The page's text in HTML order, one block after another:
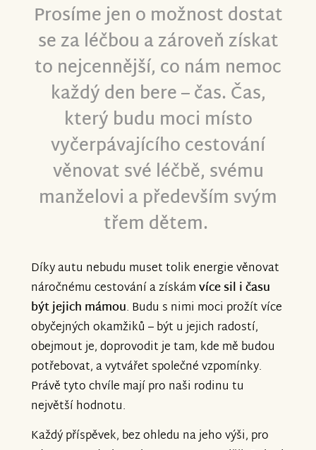
Prosíme jen o možnost dostat
se za léčbou a zároveň získat
to nejcennější, co nám nemoc
každý den bere – čas. Čas,
který budu moci místo
vyčerpávajícího cestování
věnovat své léčbě, svému
manželovi a především svým
třem dětem.
Díky autu nebudu muset tolik energie věnovat
náročnému cestování a získámvíce sil i času
být jejich mámou. Budu s nimi moci prožít více
obyčejných okamžiků – být u jejich radostí,
obejmout je, doprovodit je tam, kde mě budou
potřebovat, a vytvářet společné vzpomínky.
Právě tyto chvíle mají pro naši rodinu tu
největší hodnotu.
Každý příspěvek, bez ohledu na jeho výši, pro